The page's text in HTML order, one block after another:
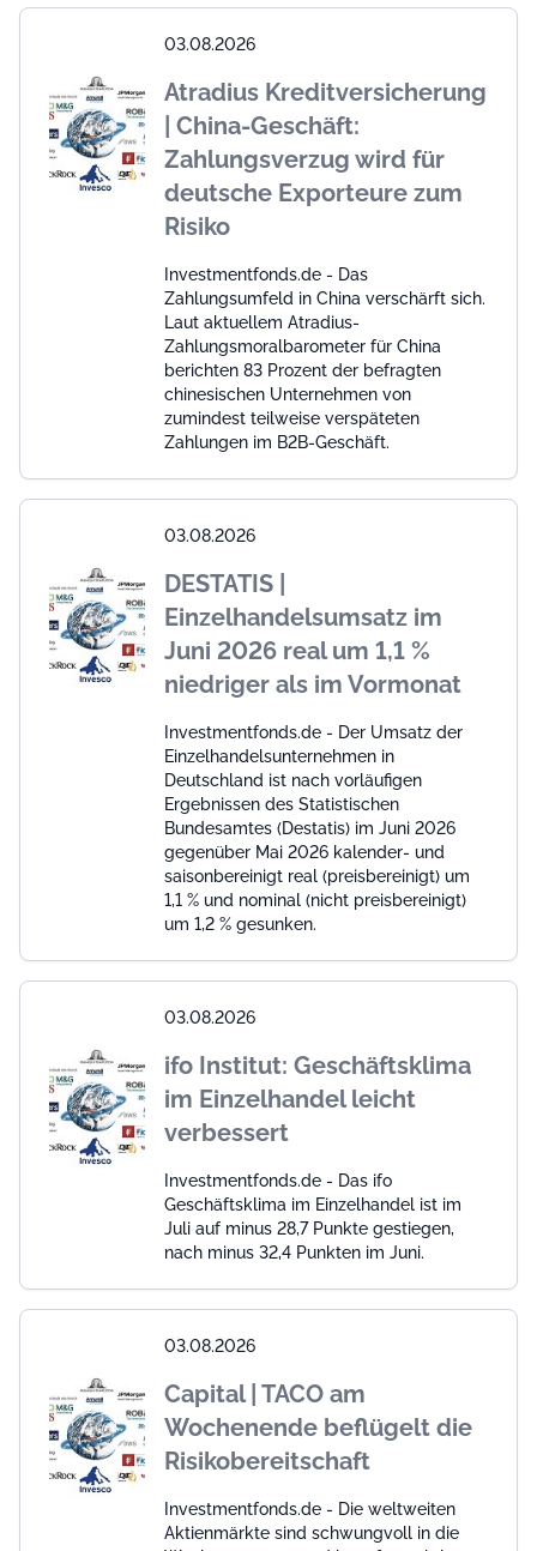
03.08.2026
Atradius Kreditversicherung
| China-Geschäft:
Zahlungsverzug wird für
deutsche Exporteure zum
Risiko
Investmentfonds.de - Das
Zahlungsumfeld in China verschärft sich.
Laut aktuellem Atradius-
Zahlungsmoralbarometer für China
berichten 83 Prozent der befragten
chinesischen Unternehmen von
zumindest teilweise verspäteten
Zahlungen im B2B-Geschäft.
03.08.2026
DESTATIS |
Einzelhandelsumsatz im
Juni 2026 real um 1,1 %
niedriger als im Vormonat
Investmentfonds.de - Der Umsatz der
Einzelhandelsunternehmen in
Deutschland ist nach vorläufigen
Ergebnissen des Statistischen
Bundesamtes (Destatis) im Juni 2026
gegenüber Mai 2026 kalender- und
saisonbereinigt real (preisbereinigt) um
1,1 % und nominal (nicht preisbereinigt)
um 1,2 % gesunken.
03.08.2026
ifo Institut: Geschäftsklima
im Einzelhandel leicht
verbessert
Investmentfonds.de - Das ifo
Geschäftsklima im Einzelhandel ist im
Juli auf minus 28,7 Punkte gestiegen,
nach minus 32,4 Punkten im Juni.
03.08.2026
Capital | TACO am
Wochenende beflügelt die
Risikobereitschaft
Investmentfonds.de - Die weltweiten
Aktienmärkte sind schwungvoll in die